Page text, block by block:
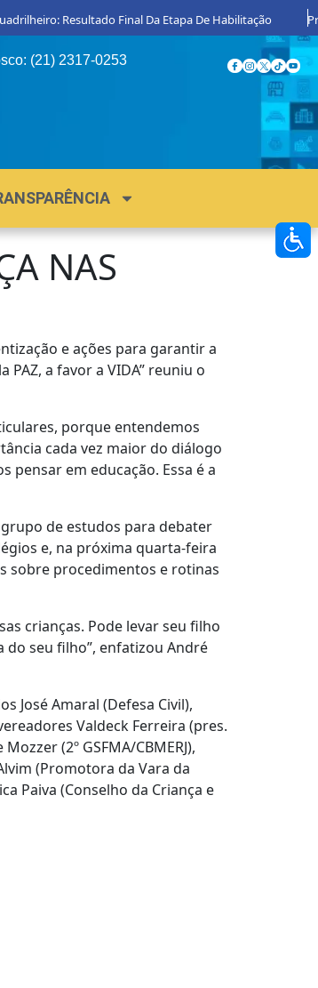
Resultado Final Da Etapa De Habilitação
(21) 2317-0253
NAS
e ações para garantir a
a favor a VIDA” reuniu o
porque entendemos
cada vez maior do diálogo
pensar em educação. Essa é a
de estudos para debater
e, na próxima quarta-feira
sobre procedimentos e rotinas
crianças. Pode levar seu filho
do seu filho”, enfatizou André
José Amaral (Defesa Civil),
Valdeck Ferreira (pres.
(2º GSFMA/CBMERJ),
(Promotora da Vara da
Paiva (Conselho da Criança e